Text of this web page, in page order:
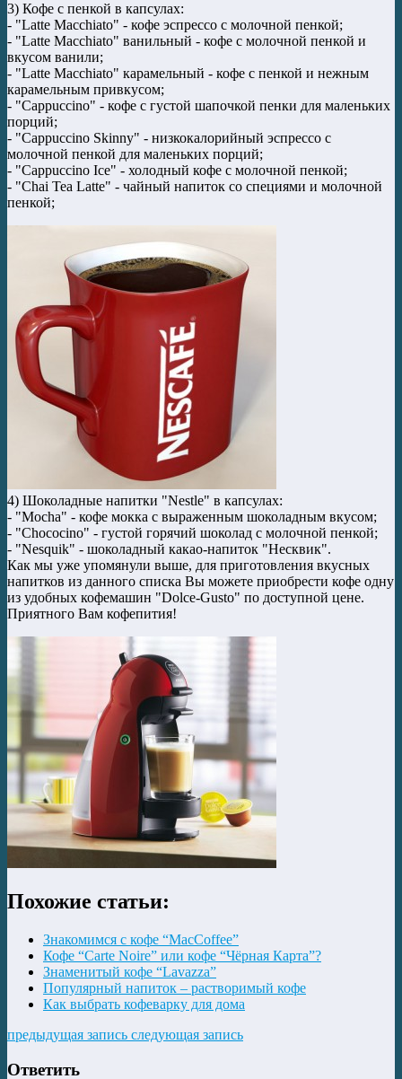
3) Кофе с пенкой в капсулах:
- "Latte Macchiato" - кофе эспрессо с молочной пенкой;
- "Latte Macchiato" ванильный - кофе с молочной пенкой и
вкусом ванили;
- "Latte Macchiato" карамельный - кофе с пенкой и нежным
карамельным привкусом;
- "Cappuccino" - кофе с густой шапочкой пенки для маленьких
порций;
- "Cappuccino Skinny" - низкокалорийный эспрессо с
молочной пенкой для маленьких порций;
- "Cappuccino Ice" - холодный кофе с молочной пенкой;
- "Chai Tea Latte" - чайный напиток со специями и молочной
пенкой;
4) Шоколадные напитки "Nestle" в капсулах:
- "Mocha" - кофе мокка с выраженным шоколадным вкусом;
- "Chococino" - густой горячий шоколад с молочной пенкой;
- "Nesquik" - шоколадный какао-напиток "Несквик".
Как мы уже упомянули выше, для приготовления вкусных
напитков из данного списка Вы можете приобрести кофе одну
из удобных кофемашин "Dolce-Gusto" по доступной цене.
Приятного Вам кофепития!
Похожие статьи:
Знакомимся с кофе “MacCoffee”
Кофе “Carte Noire” или кофе “Чёрная Карта”?
Знаменитый кофе “Lavazza”
Популярный напиток – растворимый кофе
Как выбрать кофеварку для дома
предыдущая запись следующая запись
Ответить